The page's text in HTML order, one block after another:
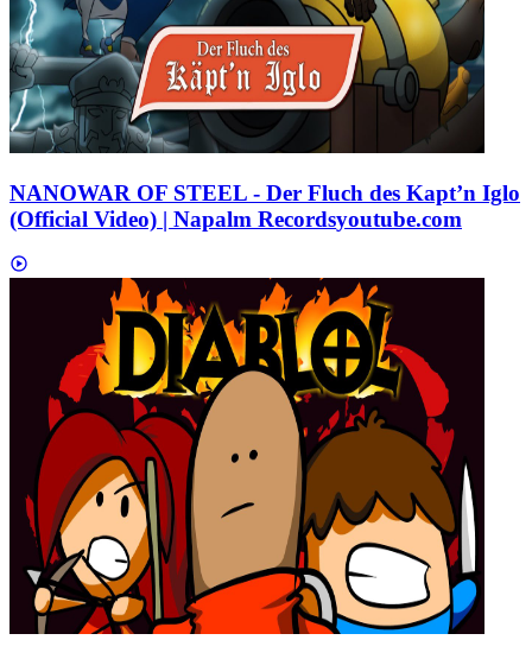
NANOWAR OF STEEL - Der Fluch des Kapt’n Iglo
(Official Video) | Napalm Recordsyoutube.com